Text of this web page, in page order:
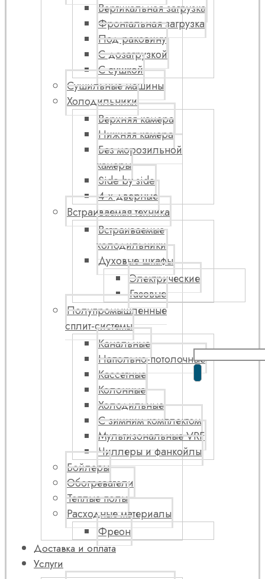
Вертикальная загрузка
Фронтальная загрузка
Под раковину
С дозагрузкой
С сушкой
Сушильные машины
Холодильники
Верхняя камера
Нижняя камера
Без морозильной
камеры
Side by side
4-х дверные
Встраиваемая техника
Встраиваемые
холодильники
Духовые шкафы
Электрические
Газовые
Полупромышленные
сплит-системы
Канальные
Напольно-потолочные
Кассетные
Колонные
Холодильные
С зимним комплектом
Мультизональные VRF
Чиллеры и фанкойлы
Бойлеры
Обогреватели
Теплые полы
Расходные материалы
Фреон
Доставка и оплата
Услуги